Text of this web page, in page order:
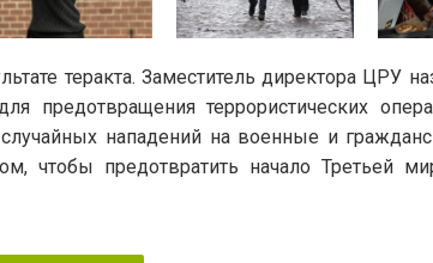
теракта. Заместитель директора ЦРУ
предотвращения террористических
нападений на военные и
чтобы предотвратить начало Третьей